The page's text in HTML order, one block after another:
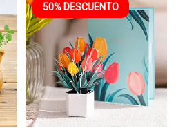
50% DESCUENTO